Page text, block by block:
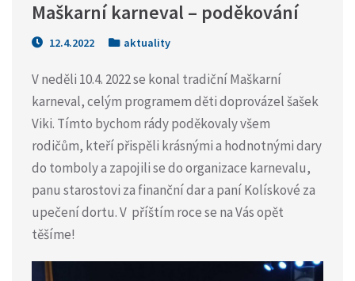
Maškarní karneval – poděkování
12.4.2022 aktuality
V neděli 10.4. 2022 se konal tradiční Maškarní
karneval, celým programem děti doprovázel šašek
Viki. Tímto bychom rády poděkovaly všem
rodičům, kteří přispěli krásnými a hodnotnými dary
do tomboly a zapojili se do organizace karnevalu,
panu starostovi za finanční dar a paní Kolískové za
upečení dortu. V příštím roce se na Vás opět
těšíme!